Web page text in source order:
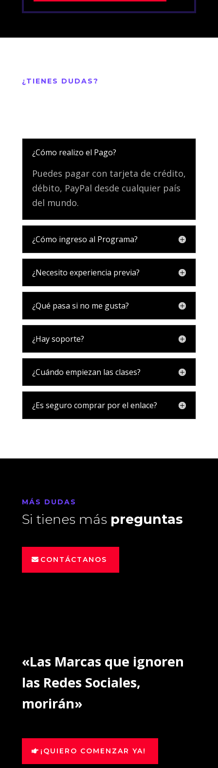
¿TIENES DUDAS?
¿Cómo realizo el Pago?
Puedes pagar con tarjeta de crédito,
débito, PayPal desde cualquier país
del mundo.
¿Cómo ingreso al Programa?
¿Necesito experiencia previa?
¿Qué pasa si no me gusta?
¿Hay soporte?
¿Cuándo empiezan las clases?
¿Es seguro comprar por el enlace?
MÁS DUDAS
Si tienes más preguntas
CONTÁCTANOS
«Las Marcas que ignoren
las Redes Sociales,
morirán»
¡QUIERO COMENZAR YA!